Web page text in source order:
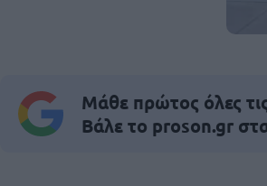
Μάθε πρώτος όλες
Βάλε το proson.gr